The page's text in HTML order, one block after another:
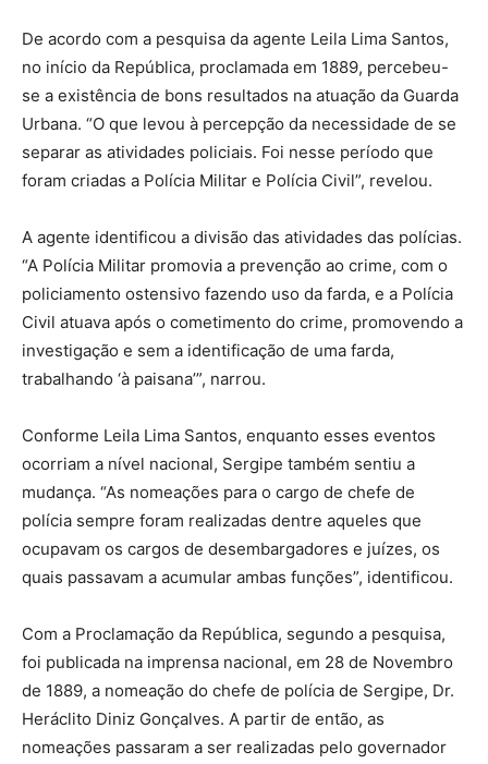
De acordo com a pesquisa da agente Leila Lima Santos,
no início da República, proclamada em 1889, percebeu-
se a existência de bons resultados na atuação da Guarda
Urbana. “O que levou à percepção da necessidade de se
separar as atividades policiais. Foi nesse período que
foram criadas a Polícia Militar e Polícia Civil”, revelou.
A agente identificou a divisão das atividades das polícias.
“A Polícia Militar promovia a prevenção ao crime, com o
policiamento ostensivo fazendo uso da farda, e a Polícia
Civil atuava após o cometimento do crime, promovendo a
investigação e sem a identificação de uma farda,
trabalhando ‘à paisana’”, narrou.
Conforme Leila Lima Santos, enquanto esses eventos
ocorriam a nível nacional, Sergipe também sentiu a
mudança. “As nomeações para o cargo de chefe de
polícia sempre foram realizadas dentre aqueles que
ocupavam os cargos de desembargadores e juízes, os
quais passavam a acumular ambas funções”, identificou.
Com a Proclamação da República, segundo a pesquisa,
foi publicada na imprensa nacional, em 28 de Novembro
de 1889, a nomeação do chefe de polícia de Sergipe, Dr.
Heráclito Diniz Gonçalves. A partir de então, as
nomeações passaram a ser realizadas pelo governador